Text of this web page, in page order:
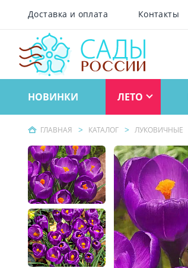
Доставка и оплата Контакты
НОВИНКИ ЛЕТО
ГЛАВНАЯ КАТАЛОГ ЛУКОВИЧНЫЕ